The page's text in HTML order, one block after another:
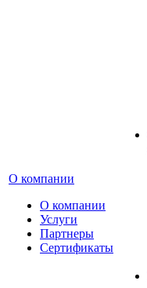
О компании
О компании
Услуги
Партнеры
Сертификаты